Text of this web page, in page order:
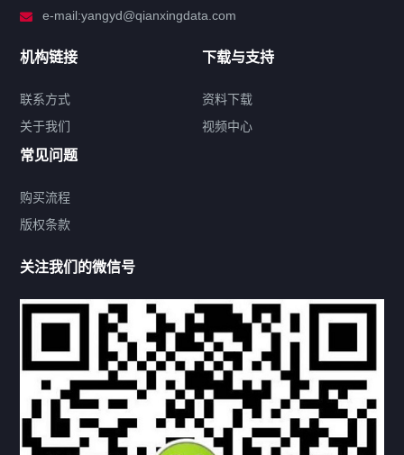
联系方式
热门标签
机构链接
联系方式 关于我们
下载与支持
资料下载 视频中心
常见问题
购买流程 版权条款
e-mail:yangyd@qianxingdata.com
机构链接
联系方式
关于我们
下载与支持
资料下载
视频中心
常见问题
购买流程
版权条款
关注我们的微信号